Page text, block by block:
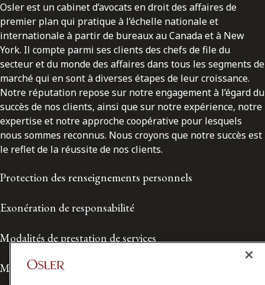
Osler est un cabinet d’avocats en droit des affaires de
premier plan qui pratique à l’échelle nationale et
internationale à partir de bureaux au Canada et à New
York. Il compte parmi ses clients des chefs de file du
secteur et du monde des affaires dans tous les segments de
marché qui en sont à diverses étapes de leur croissance.
Notre réputation repose sur notre engagement à l’égard du
succès de nos clients, ainsi que sur notre expérience, notre
expertise et notre approche coopérative pour lesquels
nous sommes reconnus. Nous croyons que notre succès est
le reflet de la réussite de nos clients.
Protection des renseignements personnels
Exonération de responsabilité
Modalités de prestation de services
Modalités d'utilisation